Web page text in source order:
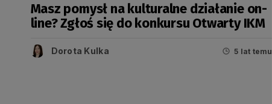
Masz pomysł na kulturalne działanie on-
line? Zgłoś się do konkursu Otwarty IKM
Dorota Kulka 5 lat temu